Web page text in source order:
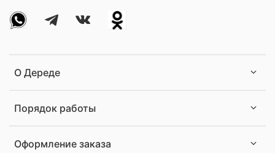
О Дереде
Порядок работы
Оформление заказа